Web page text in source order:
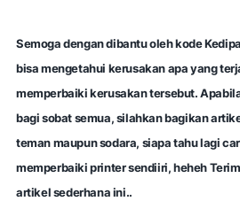
Semoga dengan dibantu oleh kode
bisa mengetahui kerusakan apa yang
memperbaiki kerusakan tersebut.
bagi sobat semua, silahkan bagikan
teman maupun sodara, siapa tahu lagi
memperbaiki printer sendiiri, heheh
artikel sederhana ini..